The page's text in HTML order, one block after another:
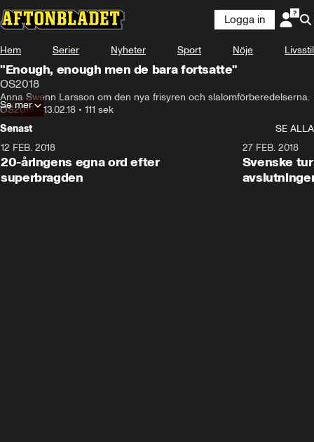
Logga in
Hem Serier Nyheter Sport Nöje Livsstil
"Enough, enough men de bara fortsatte"
OS2018
Anna Swenn Larsson om den nya frisyren och slalomförberedelserna.
OS2018• 13.02.18 • 111 sek
Se mer
Senast
SE ALLA
12 FEB. 2018
20-åringens egna ord efter
superbragden
27 FEB. 2018
Svenske